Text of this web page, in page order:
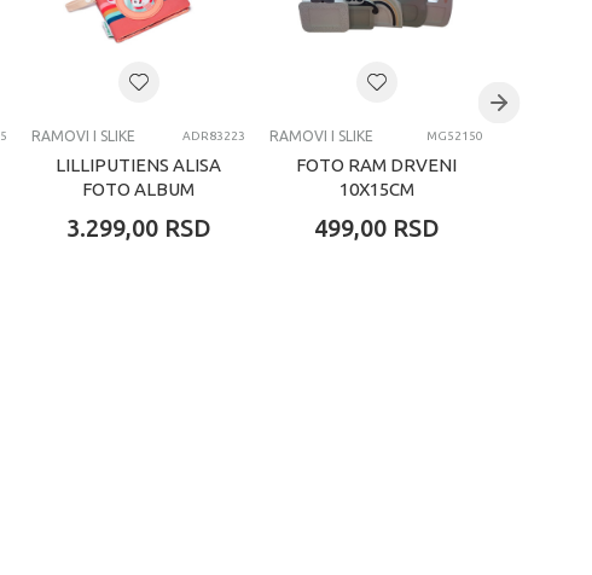
RAMOVI I SLIKE ADR83223
LILLIPUTIENS ALISA
FOTO ALBUM
3.299,00 RSD
RAMOVI I SLIKE MG52150
FOTO RAM DRVENI
10X15CM
499,00 RSD